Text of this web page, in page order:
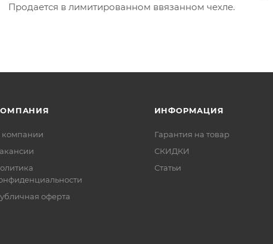
Продается в лимитированном ввязанном чехле.
оферта
ИНФОРМАЦИЯ
Гарантия на товар
СКИДКИ
Статьи